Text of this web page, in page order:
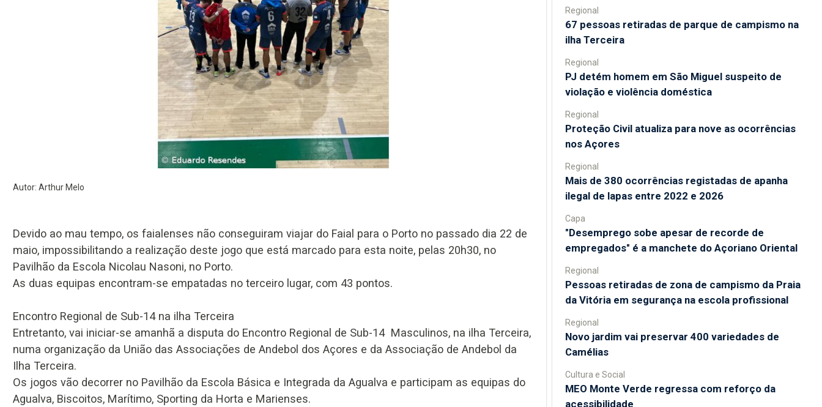
Autor: Arthur Melo
Devido ao mau tempo, os faialenses não conseguiram viajar do Faial para o Porto no passado dia 22 de
maio, impossibilitando a realização deste jogo que está marcado para esta noite, pelas 20h30, no
Pavilhão da Escola Nicolau Nasoni, no Porto.
As duas equipas encontram-se empatadas no terceiro lugar, com 43 pontos.
Encontro Regional de Sub-14 na ilha Terceira
Entretanto, vai iniciar-se amanhã a disputa do Encontro Regional de Sub-14 Masculinos, na ilha Terceira,
numa organização da União das Associações de Andebol dos Açores e da Associação de Andebol da
Ilha Terceira.
Os jogos vão decorrer no Pavilhão da Escola Básica e Integrada da Agualva e participam as equipas do
Agualva, Biscoitos, Marítimo, Sporting da Horta e Marienses.
Regional
67 pessoas retiradas de parque de campismo na
ilha Terceira
Regional
PJ detém homem em São Miguel suspeito de
violação e violência doméstica
Regional
Proteção Civil atualiza para nove as ocorrências
nos Açores
Regional
Mais de 380 ocorrências registadas de apanha
ilegal de lapas entre 2022 e 2026
Capa
"Desemprego sobe apesar de recorde de
empregados" é a manchete do Açoriano Oriental
Regional
Pessoas retiradas de zona de campismo da Praia
da Vitória em segurança na escola profissional
Regional
Novo jardim vai preservar 400 variedades de
Camélias
Cultura e Social
MEO Monte Verde regressa com reforço da
acessibilidade